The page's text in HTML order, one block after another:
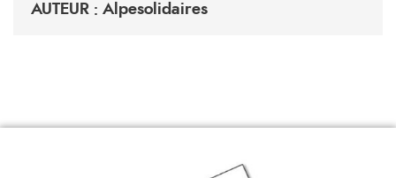
AUTEUR : Alpesolidaires